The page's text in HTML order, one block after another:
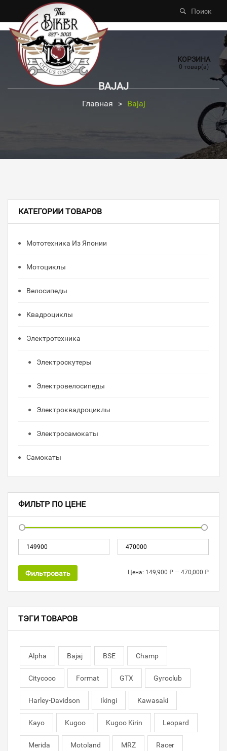
Поиск
КОРЗИНА
0 товар(а)
BAJAJ
Главная > Bajaj
КАТЕГОРИИ ТОВАРОВ
Мототехника Из Японии
Мотоциклы
Велосипеды
Квадроциклы
Электротехника
Электроскутеры
Электровелосипеды
Электроквадроциклы
Электросамокаты
Самокаты
ФИЛЬТР ПО ЦЕНЕ
Фильтровать Цена: 149,900 ₽ — 470,000 ₽
ТЭГИ ТОВАРОВ
Alpha Bajaj BSE Champ
Citycoco Format GTX Gyroclub
Harley-Davidson Ikingi Kawasaki
Kayo Kugoo Kugoo Kirin Leopard
Merida Motoland MRZ Racer